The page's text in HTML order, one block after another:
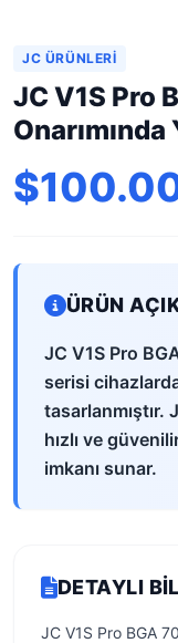
JC ÜRÜNLERI
JC V1S Pro
ÜRÜN
JC V1S Pro
serisi
tasarlanmıştır.
hızlı ve
imkanı sunar.
DETAYLI
JC V1S Pro BGA